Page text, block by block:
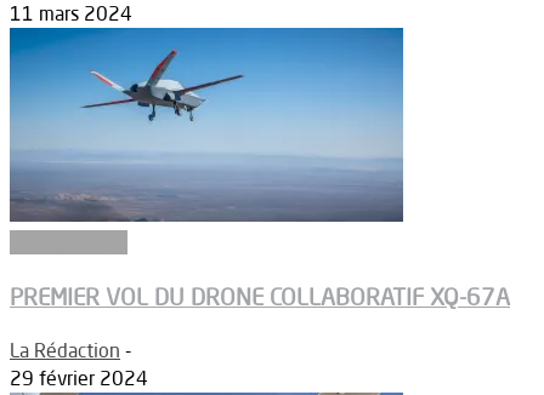
11 mars 2024
PREMIER VOL DU DRONE COLLABORATIF XQ-67A
La Rédaction -
29 février 2024